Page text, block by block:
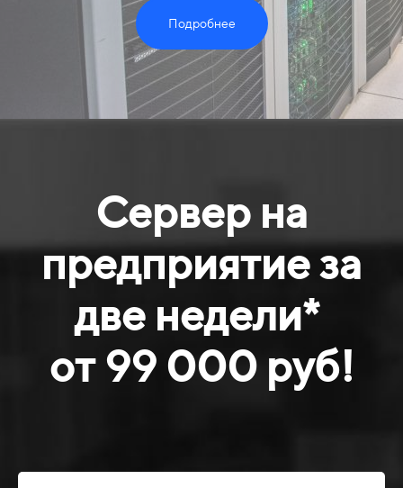
Подробнее
Сервер на
предприятие за
две недели*
от 99 000 руб!